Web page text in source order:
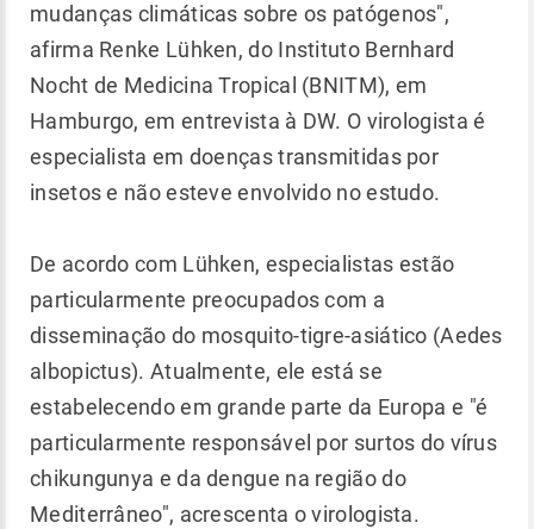
mudanças climáticas sobre os patógenos",
afirma Renke Lühken, do Instituto Bernhard
Nocht de Medicina Tropical (BNITM), em
Hamburgo, em entrevista à DW. O virologista é
especialista em doenças transmitidas por
insetos e não esteve envolvido no estudo.
De acordo com Lühken, especialistas estão
particularmente preocupados com a
disseminação do mosquito-tigre-asiático (Aedes
albopictus). Atualmente, ele está se
estabelecendo em grande parte da Europa e "é
particularmente responsável por surtos do vírus
chikungunya e da dengue na região do
Mediterrâneo", acrescenta o virologista.